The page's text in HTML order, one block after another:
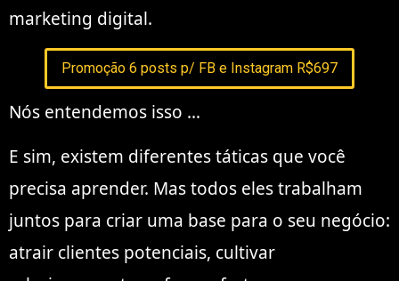
marketing digital.
Promoção 6 posts p/ FB e Instagram R$697
Nós entendemos isso …
E sim, existem diferentes táticas que você
precisa aprender. Mas todos eles trabalham
juntos para criar uma base para o seu negócio:
atrair clientes potenciais, cultivar